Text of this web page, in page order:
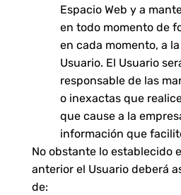
Espacio Web y a
en todo momento de
en cada momento, a
Usuario. El Usuario
responsable de las
o inexactas que
que cause a la
información que
No obstante lo establecido
anterior el Usuario deberá
de: